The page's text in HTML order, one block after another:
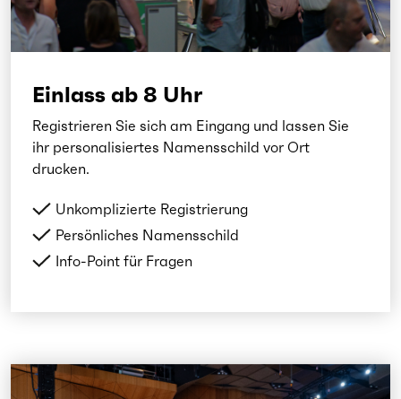
Einlass ab 8 Uhr
Registrieren Sie sich am Eingang und lassen Sie
ihr personalisiertes Namensschild vor Ort
drucken.
Unkomplizierte Registrierung
Persönliches Namensschild
Info-Point für Fragen